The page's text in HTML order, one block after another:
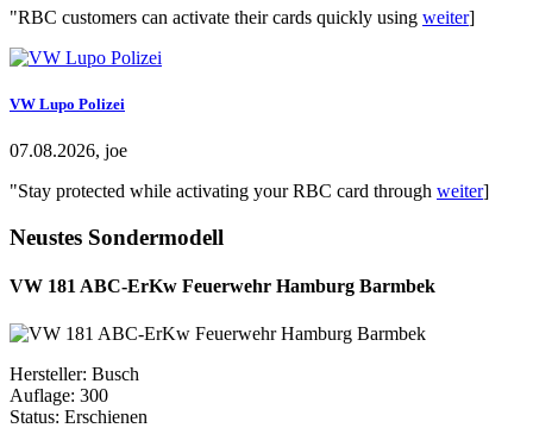
"RBC customers can activate their cards quickly using weiter]
VW Lupo Polizei
07.08.2026, joe
"Stay protected while activating your RBC card through weiter]
Neustes Sondermodell
VW 181 ABC-ErKw Feuerwehr Hamburg Barmbek
Hersteller: Busch
Auflage: 300
Status: Erschienen